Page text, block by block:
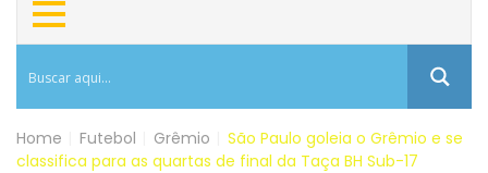
Home Futebol Grêmio
São Paulo goleia o Grêmio e se
classifica para as quartas de final da Taça BH Sub-17